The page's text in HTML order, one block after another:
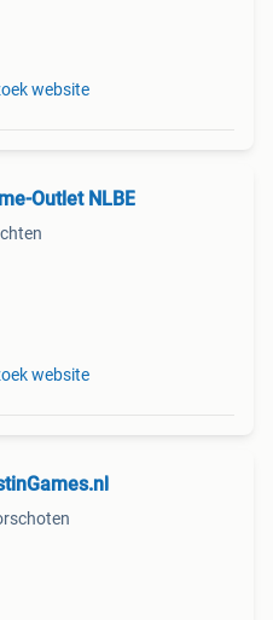
website
Outlet NLBE
website